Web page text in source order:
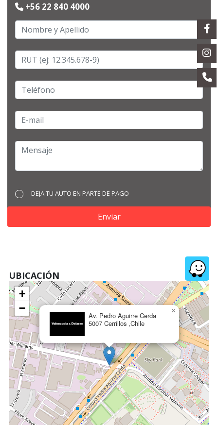
+56 22 840 4000
DEJA TU AUTO EN PARTE DE PAGO
Enviar
UBICACIÓN
Av. Pedro Aguirre Cerda
5007 Cerrillos ,Chile
×
+
−